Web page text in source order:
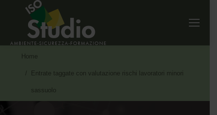
Tu sei qui:
Home
Entrate taggate con valutazione rischi lavoratori minori
sassuolo